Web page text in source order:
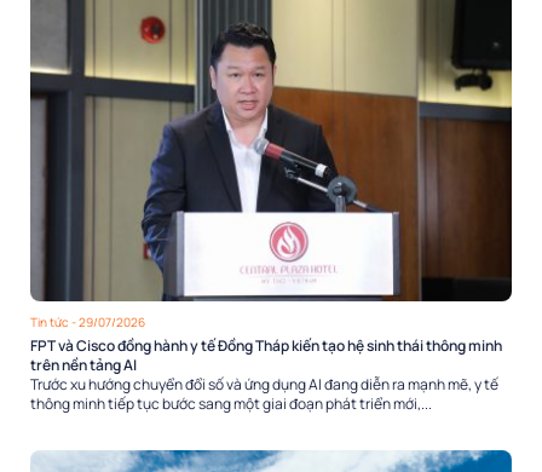
Tin tức - 29/07/2026
FPT và Cisco đồng hành y tế Đồng Tháp kiến tạo hệ sinh thái thông minh
trên nền tảng AI
Trước xu hướng chuyển đổi số và ứng dụng AI đang diễn ra mạnh mẽ, y tế
thông minh tiếp tục bước sang một giai đoạn phát triển mới,...